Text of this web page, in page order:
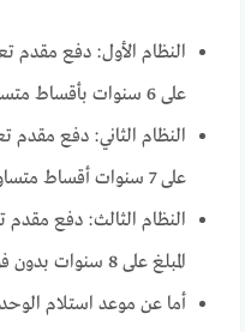
على 6 سنوات بأقساط متساوية وبدون فوائد.
على 7 سنوات أقساط متساوية وبدون فوائد.
المبلغ على 8 سنوات بدون فوائد.